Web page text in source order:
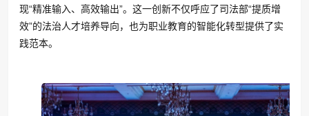
现“精准输入、高效输出”。这一创新不仅呼应了司法部“提质增
效”的法治人才培养导向，也为职业教育的智能化转型提供了实
践范本。